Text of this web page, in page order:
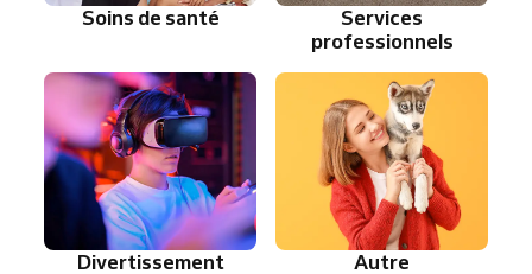
Soins de santé
Services
professionnels
Divertissement Autre